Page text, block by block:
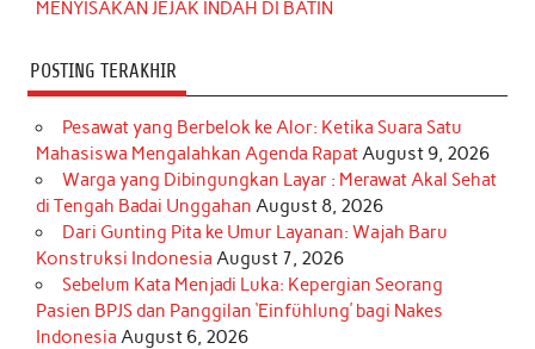
MENYISAKAN JEJAK INDAH DI BATIN
POSTING TERAKHIR
Pesawat yang Berbelok ke Alor: Ketika Suara Satu
Mahasiswa Mengalahkan Agenda RapatAugust 9, 2026
Warga yang Dibingungkan Layar : Merawat Akal Sehat
di Tengah Badai Unggahan August 8, 2026
Dari Gunting Pita ke Umur Layanan: Wajah Baru
Konstruksi Indonesia August 7, 2026
Sebelum Kata Menjadi Luka: Kepergian Seorang
Pasien BPJS dan Panggilan ‘Einfühlung’ bagi Nakes
Indonesia August 6, 2026